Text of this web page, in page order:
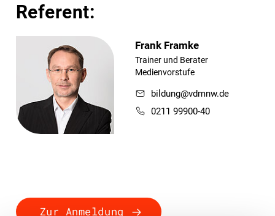
Referent:
Frank Framke
Trainer und Berater
Medienvorstufe
bildung@vdmnw.de
0211 99900-40
Zur Anmeldung